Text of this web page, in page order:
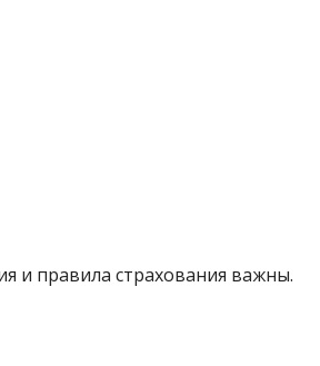
и правила страхования важны.